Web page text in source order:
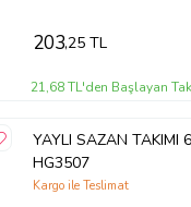
203,25 TL
21,68 TL'den Başlayan
YAYLI SAZAN TAKIMI
HG3507
Kargo ile Teslimat